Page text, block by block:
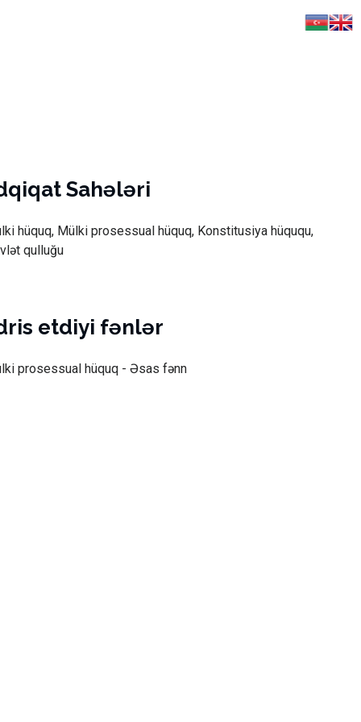
Sahələri
hüquq, Mülki prosessual hüquq, Konstitusiya hüququ,
qulluğu
etdiyi fənlər
prosessual hüquq - Əsas fənn